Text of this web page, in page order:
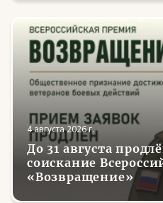
4 августа 2026 г.
До 31 августа
соискание
«Возвращение»